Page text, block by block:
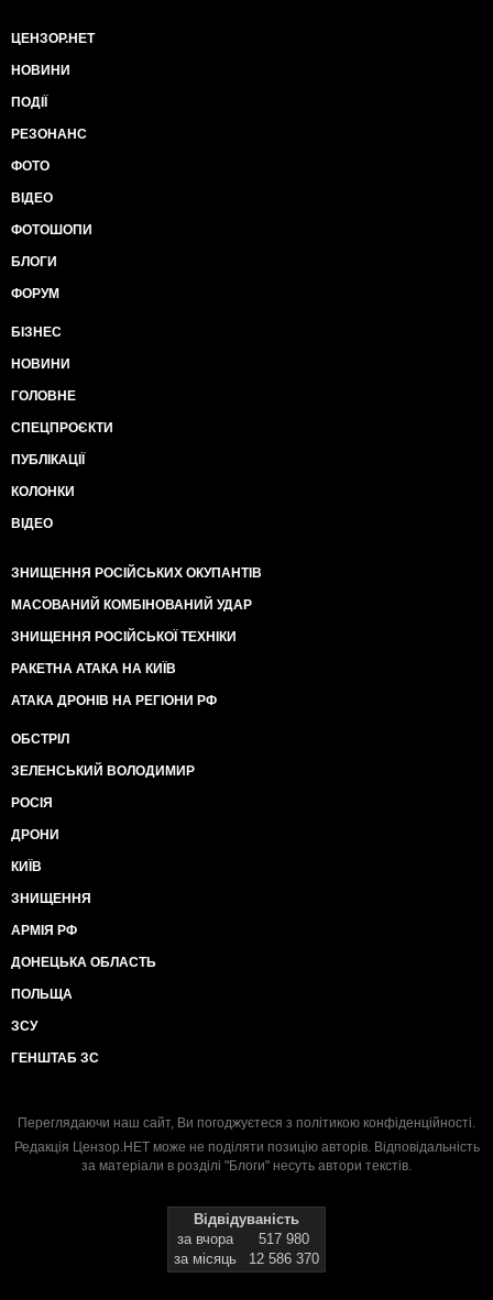
ЦЕНЗОР.НЕТ
НОВИНИ
ПОДІЇ
РЕЗОНАНС
ФОТО
ВІДЕО
ФОТОШОПИ
БЛОГИ
ФОРУМ
БІЗНЕС
НОВИНИ
ГОЛОВНЕ
СПЕЦПРОЄКТИ
ПУБЛІКАЦІЇ
КОЛОНКИ
ВІДЕО
ЗНИЩЕННЯ РОСІЙСЬКИХ ОКУПАНТІВ
МАСОВАНИЙ КОМБІНОВАНИЙ УДАР
ЗНИЩЕННЯ РОСІЙСЬКОЇ ТЕХНІКИ
РАКЕТНА АТАКА НА КИЇВ
АТАКА ДРОНІВ НА РЕГІОНИ РФ
ОБСТРІЛ
ЗЕЛЕНСЬКИЙ ВОЛОДИМИР
РОСІЯ
ДРОНИ
КИЇВ
ЗНИЩЕННЯ
АРМІЯ РФ
ДОНЕЦЬКА ОБЛАСТЬ
ПОЛЬЩА
ЗСУ
ГЕНШТАБ ЗС
Переглядаючи наш сайт, Ви погоджуєтеся з політикою конфіденційності.
Редакція Цензор.НЕТ може не поділяти позицію авторів. Відповідальність
за матеріали в розділі "Блоги" несуть автори текстів.
Відвідуваність
за вчора
517 980
за місяць
12 586 370